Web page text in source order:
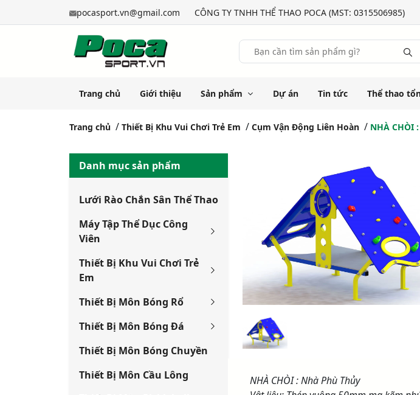
pocasport.vn@gmail.com CÔNG TY TNHH THỂ THAO POCA (MST: 0315506985)
Trang chủ Giới thiệu Sản phẩm Dự án Tin tức Thể thao
Trang chủ Thiết Bị Khu Vui Chơi Trẻ Em Cụm Vận Động Liên Hoàn NHÀ CHÒI
Danh mục sản phẩm
Lưới Rào Chắn Sân Thể Thao
Máy Tập Thể Dục Công
Viên
Thiết Bị Khu Vui Chơi Trẻ
Em
Thiết Bị Môn Bóng Rổ
Thiết Bị Môn Bóng Đá
Thiết Bị Môn Bóng Chuyền
Thiết Bị Môn Cầu Lông
NHÀ CHÒI : Nhà Phù Thủy